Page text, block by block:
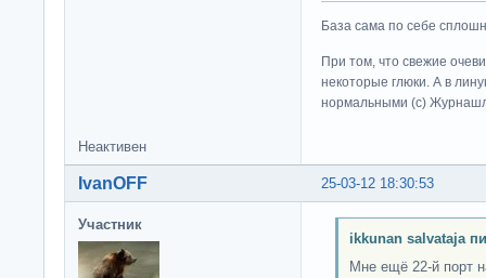
База сама по себе
При том, что свежие
некоторые глюки. А в
нормальными (c)
Неактивен
25-03-12 18:30:53
IvanOFF
Участник
ikkunan salvataja
Мне ещё 22-й порт